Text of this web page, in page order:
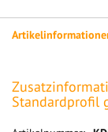
Standardprofil